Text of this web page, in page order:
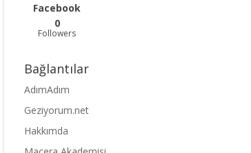
Facebook
0
Followers
Bağlantılar
AdımAdım
Geziyorum.net
Hakkımda